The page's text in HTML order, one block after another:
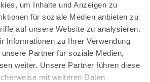
um Inhalte und Anzeigen zu
für soziale Medien anbieten zu
auf unsere Website zu analysieren.
Informationen zu Ihrer Verwendung
Partner für soziale Medien,
weiter. Unsere Partner führen diese
mit weiteren Daten
2